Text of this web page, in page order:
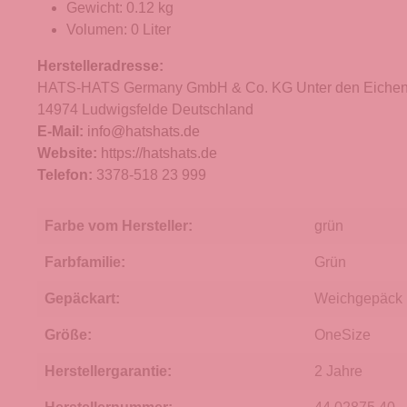
Gewicht: 0.12 kg
Volumen: 0 Liter
Herstelleradresse:
HATS-HATS Germany GmbH & Co. KG Unter den
14974 Ludwigsfelde Deutschland
E-Mail: info@hatshats.de
Website: https://hatshats.de
Telefon: 3378-518 23 999
Farbe vom Hersteller: grün
Farbfamilie: Grün
Gepäckart: Weichgepäck
Größe: OneSize
Herstellergarantie: 2 Jahre